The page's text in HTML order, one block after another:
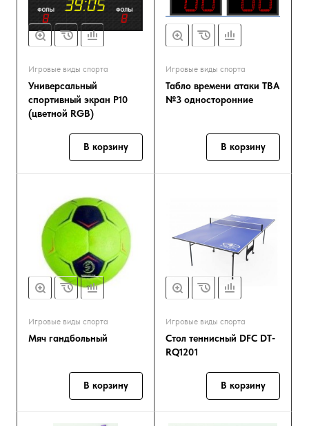
Игровые виды спорта
Универсальный
спортивный экран Р10
(цветной RGB)
В корзину
Игровые виды спорта
Табло времени атаки ТВА
№3 односторонние
В корзину
Игровые виды спорта
Мяч гандбольный
В корзину
Игровые виды спорта
Стол теннисный DFC DT-
RQ1201
В корзину